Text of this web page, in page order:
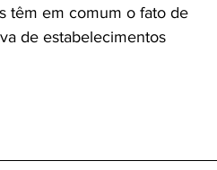
têm em comum o fato de
de estabelecimentos